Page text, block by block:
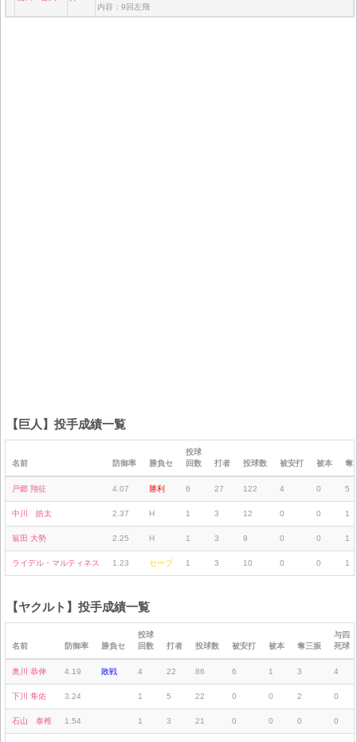
内容：9回左飛
【巨人】投手成績一覧
名前 防御率 勝負セ
投球
回数
打者 投球数 被安打 被本 奪
戸郷 翔征 4.07 勝利 6 27 122 4 0 5
中川 皓太 2.37 H 1 3 12 0 0 1
翁田 大勢 2.25 H 1 3 9 0 0 1
ライデル・マルティネス 1.23 セーブ 1 3 10 0 0 1
【ヤクルト】投手成績一覧
名前 防御率 勝負セ
投球
回数
打者 投球数 被安打 被本 奪三振
与四
死球
奥川 恭伸 4.19 敗戦 4 22 86 6 1 3 4
下川 隼佑 3.24 1 5 22 0 0 2 0
石山 泰稚 1.54 1 3 21 0 0 0 0